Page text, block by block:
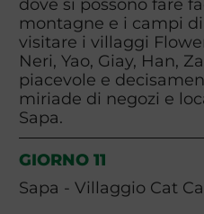
montagne e i campi
visitare i villaggi
Neri, Yao, Giay, Han,
piacevole e
miriade di negozi e
Sapa.
GIORNO 11
Sapa - Villaggio Cat